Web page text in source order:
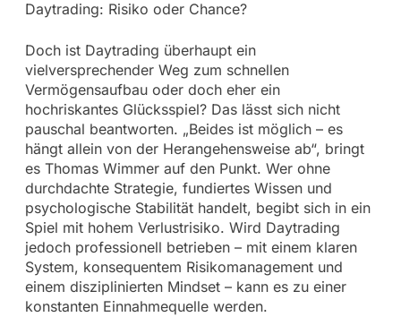
Daytrading: Risiko oder Chance?
Doch ist Daytrading überhaupt ein
vielversprechender Weg zum schnellen
Vermögensaufbau oder doch eher ein
hochriskantes Glücksspiel? Das lässt sich nicht
pauschal beantworten. „Beides ist möglich – es
hängt allein von der Herangehensweise ab“, bringt
es Thomas Wimmer auf den Punkt. Wer ohne
durchdachte Strategie, fundiertes Wissen und
psychologische Stabilität handelt, begibt sich in ein
Spiel mit hohem Verlustrisiko. Wird Daytrading
jedoch professionell betrieben – mit einem klaren
System, konsequentem Risikomanagement und
einem disziplinierten Mindset – kann es zu einer
konstanten Einnahmequelle werden.